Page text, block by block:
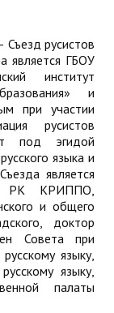
Съезд русистов
является ГБОУ
институт
и
при участии
русистов
под эгидой
языка и
является
РК КРИППО,
и общего
доктор
Совета при
языку,
языку,
палаты